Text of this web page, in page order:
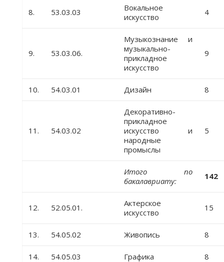
8. 53.03.03
Вокальное
искусство
4
9. 53.03.06.
Музыкознание и
музыкально-
прикладное
искусство
9
10. 54.03.01 Дизайн 8
11. 54.03.02
Декоративно-
прикладное
искусство и
народные
промыслы
5
Итого по
бакалавриату:
142
12. 52.05.01.
Актерское
искусство
15
13. 54.05.02 Живопись 8
14. 54.05.03 Графика 8